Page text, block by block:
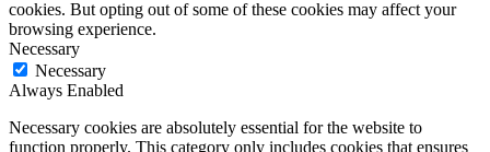
cookies. But opting out of some of these cookies may affect your
browsing experience.
Necessary
Necessary
Always Enabled
Necessary cookies are absolutely essential for the website to
function properly. This category only includes cookies that ensures